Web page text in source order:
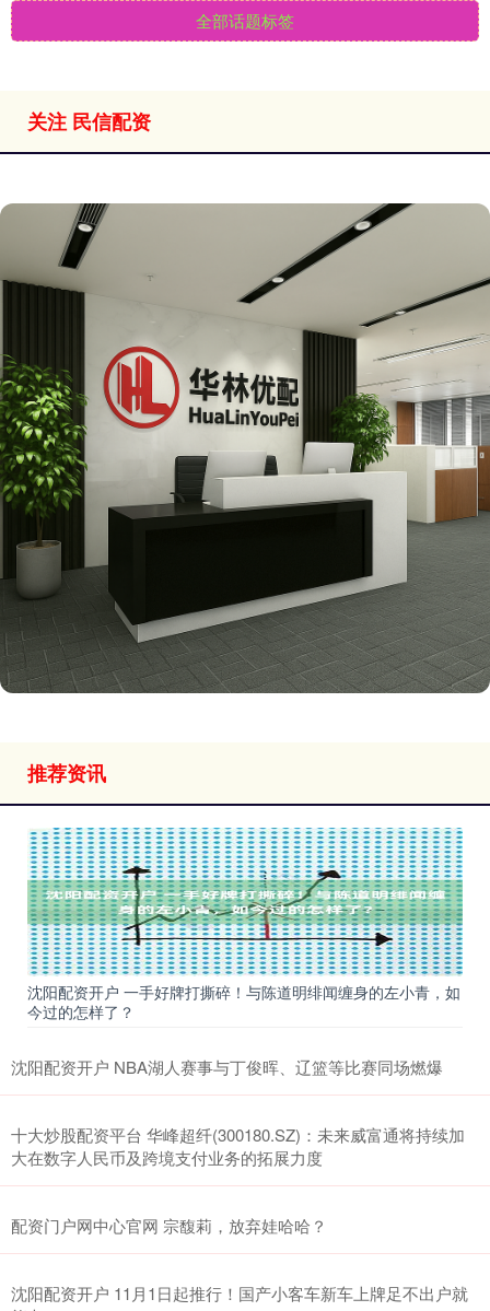
全部话题标签
关注 民信配资
推荐资讯
沈阳配资开户 一手好牌打撕碎！与陈道明绯闻缠身的左小青，如
今过的怎样了？
沈阳配资开户 NBA湖人赛事与丁俊晖、辽篮等比赛同场燃爆
十大炒股配资平台 华峰超纤(300180.SZ)：未来威富通将持续加
大在数字人民币及跨境支付业务的拓展力度
配资门户网中心官网 宗馥莉，放弃娃哈哈？
沈阳配资开户 11月1日起推行！国产小客车新车上牌足不出户就